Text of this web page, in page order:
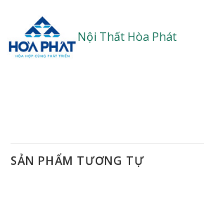
Nội Thất Hòa Phát
SẢN PHẨM TƯƠNG TỰ